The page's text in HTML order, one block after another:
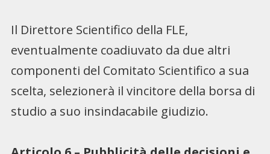
Il Direttore Scientifico della FLE,
eventualmente coadiuvato da due altri
componenti del Comitato Scientifico a sua
scelta, selezionerà il vincitore della borsa di
studio a suo insindacabile giudizio.